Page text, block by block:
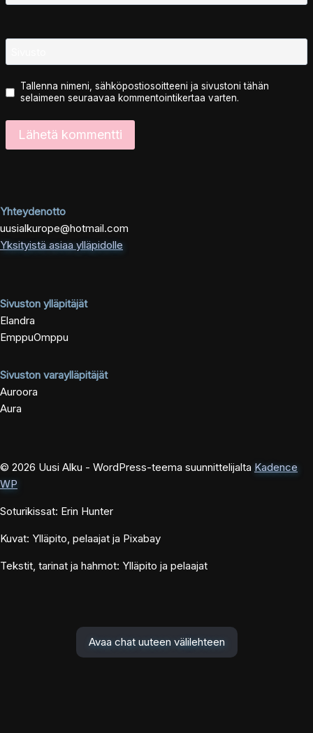
Tallenna nimeni, sähköpostiosoitteeni ja sivustoni tähän
selaimeen seuraavaa kommentointikertaa varten.
Yhteydenotto
uusialkurope@hotmail.com
Yksityistä asiaa ylläpidolle
Sivuston ylläpitäjät
Elandra
EmppuOmppu
Sivuston varaylläpitäjät
Auroora
Aura
© 2026 Uusi Alku - WordPress-teema suunnittelijalta Kadence
WP
Soturikissat: Erin Hunter
Kuvat: Ylläpito, pelaajat ja Pixabay
Tekstit, tarinat ja hahmot: Ylläpito ja pelaajat
Avaa chat uuteen välilehteen